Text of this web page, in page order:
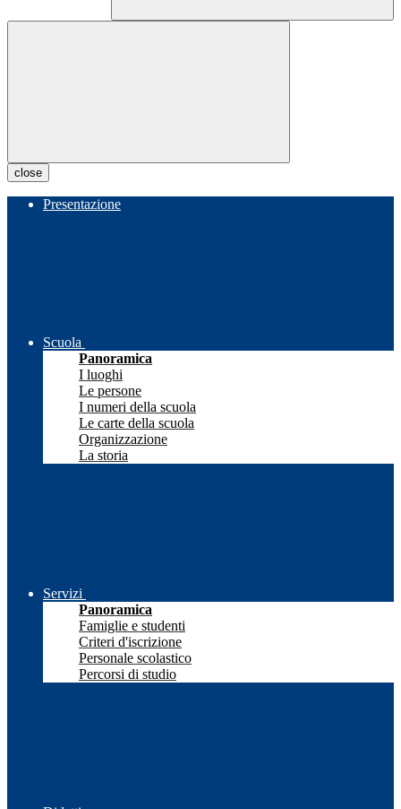
close
Presentazione
Scuola
Panoramica
I luoghi
Le persone
I numeri della scuola
Le carte della scuola
Organizzazione
La storia
Servizi
Panoramica
Famiglie e studenti
Criteri d'iscrizione
Personale scolastico
Percorsi di studio